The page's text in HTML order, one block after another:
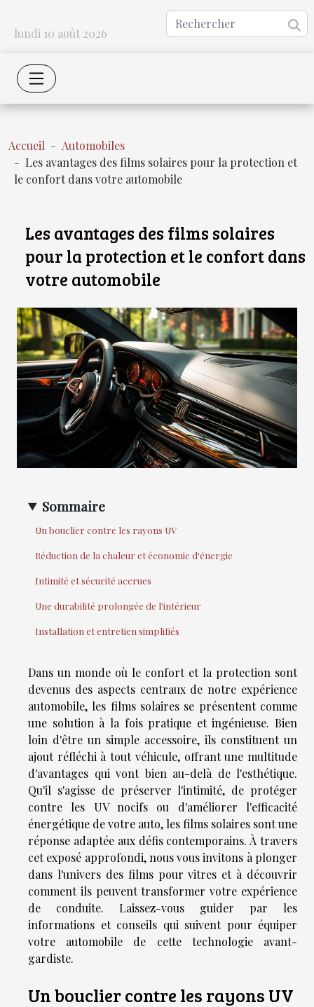
lundi 10 août 2026
Accueil
Automobiles
Les avantages des films solaires pour la protection et
le confort dans votre automobile
Les avantages des films solaires
pour la protection et le confort dans
votre automobile
Sommaire
Un bouclier contre les rayons UV
Réduction de la chaleur et économie d'énergie
Intimité et sécurité accrues
Une durabilité prolongée de l'intérieur
Installation et entretien simplifiés
Dans un monde où le confort et la protection sont
devenus des aspects centraux de notre expérience
automobile, les films solaires se présentent comme
une solution à la fois pratique et ingénieuse. Bien
loin d'être un simple accessoire, ils constituent un
ajout réfléchi à tout véhicule, offrant une multitude
d'avantages qui vont bien au-delà de l'esthétique.
Qu'il s'agisse de préserver l'intimité, de protéger
contre les UV nocifs ou d'améliorer l'efficacité
énergétique de votre auto, les films solaires sont une
réponse adaptée aux défis contemporains. À travers
cet exposé approfondi, nous vous invitons à plonger
dans l'univers des films pour vitres et à découvrir
comment ils peuvent transformer votre expérience
de conduite. Laissez-vous guider par les
informations et conseils qui suivent pour équiper
votre automobile de cette technologie avant-
gardiste.
Un bouclier contre les rayons UV